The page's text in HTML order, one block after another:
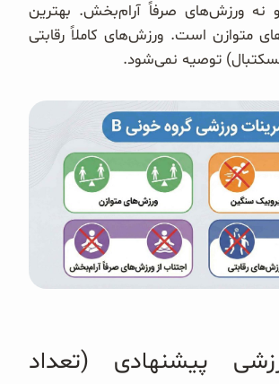
ورزش‌های صرفاً آرام‌بخش. بهترین
متوازن است. ورزش‌های کاملاً رقابتی
توصیه نمی‌شود.
پیشنهادی (تعداد